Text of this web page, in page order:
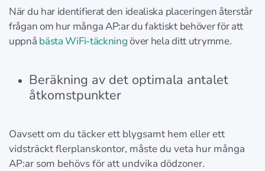
När du har identifierat den idealiska placeringen återstår
frågan om hur många AP:ar du faktiskt behöver för att
uppnå bästa WiFi-täckningöver hela ditt utrymme.
Beräkning av det optimala antalet
åtkomstpunkter
Oavsett om du täcker ett blygsamt hem eller ett
vidsträckt flerplanskontor, måste du veta hur många
AP:ar som behövs för att undvika dödzoner.